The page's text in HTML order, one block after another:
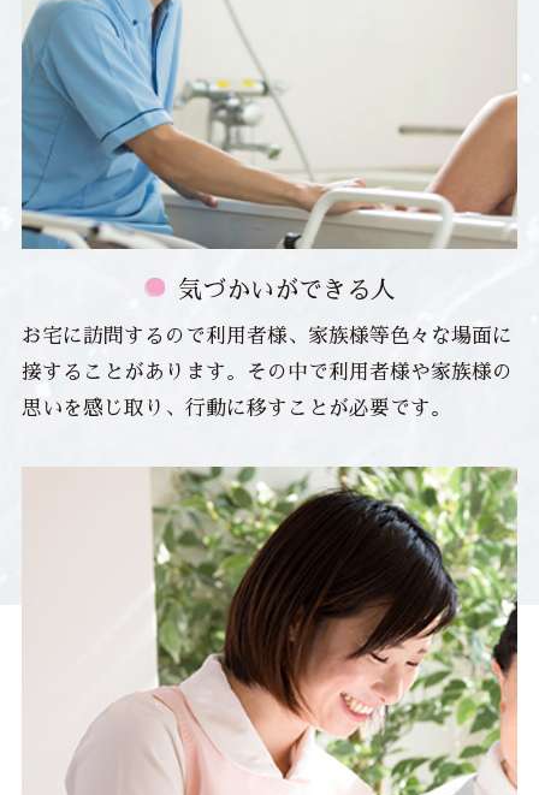
気づかいができる人
お宅に訪問するので利用者様、家族様等色々な場面に
接することがあります。その中で利用者様や家族様の
思いを感じ取り、行動に移すことが必要です。